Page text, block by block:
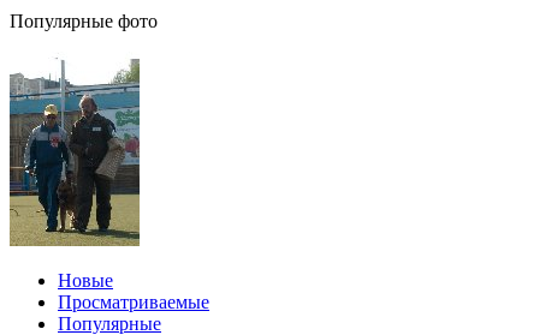
Популярные фото
Новые
Просматриваемые
Популярные